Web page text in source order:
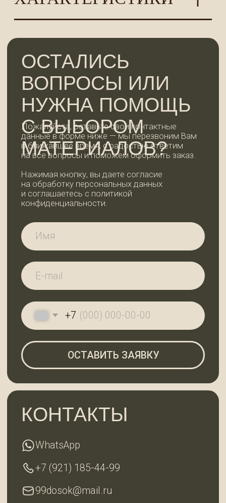
ОСТАВИТЬ ЗАЯВКУ
ГЛАВНАЯ
КАТАЛОГ
О КОМПАНИИ
Ленинградская область,
Всеволожский район, дер. Вартемяги,
По будням с 9:00 до 18:00
Субота с 10:00 до 18:00, воскресенье —
выходной
АДРЕС И РЕЖИМ
РАБОТЫ
КОНТАКТЫ
99dosok@mail.ru
+7 (921) 185-44-99
WhatsApp
ИП Пермякова Татьяна Ивановна
ИНН 780202344935
Разработка сайта